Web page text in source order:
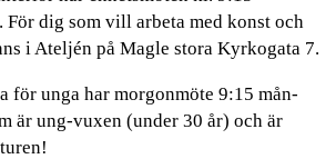
För dig som vill arbeta med konst och
i Ateljén på Magle stora Kyrkogata 7.
för unga har morgonmöte 9:15 mån-
är ung-vuxen (under 30 år) och är